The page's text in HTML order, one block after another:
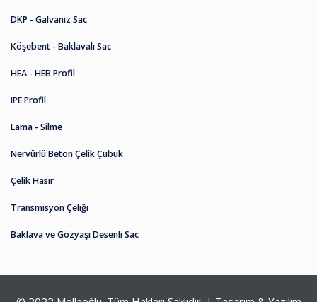
DKP - Galvaniz Sac
Köşebent - Baklavalı Sac
HEA - HEB Profil
IPE Profil
Lama - Silme
Nervürlü Beton Çelik Çubuk
Çelik Hasır
Transmisyon Çeliği
Baklava ve Gözyaşı Desenli Sac